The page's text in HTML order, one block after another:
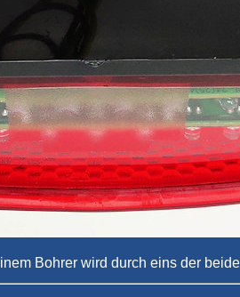
Bohrer wird durch eins der